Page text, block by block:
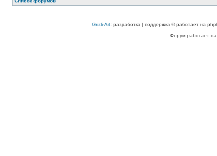
Grizli-Art: разработка | поддержка © работает на
Форум работает